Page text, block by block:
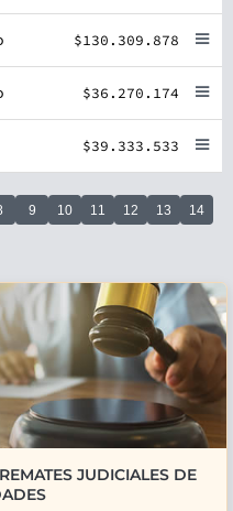
$130.309.878
$36.270.174
$39.333.533
9 10 11 12 13
14
JUDICIALES DE